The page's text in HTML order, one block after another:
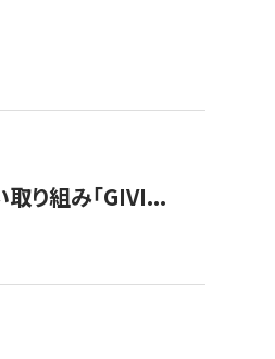
り組み「GIVI...